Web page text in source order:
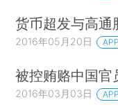
货币超发与高通
2016年05月20日
被控贿赂中国
2016年03月03日